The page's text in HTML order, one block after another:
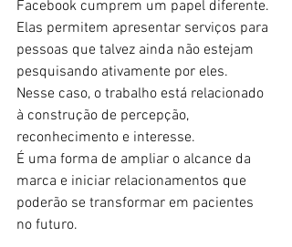
Facebook cumprem um papel diferente.
Elas permitem apresentar serviços para
pessoas que talvez ainda não estejam
pesquisando ativamente por eles.
Nesse caso, o trabalho está relacionado
à construção de percepção,
reconhecimento e interesse.
É uma forma de ampliar o alcance da
marca e iniciar relacionamentos que
poderão se transformar em pacientes
no futuro.